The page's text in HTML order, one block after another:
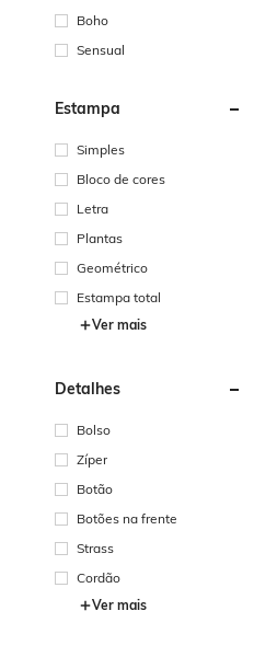
Boho
Sensual
Estampa
Simples
Bloco de cores
Letra
Plantas
Geométrico
Estampa total
Ver mais
Detalhes
Bolso
Zíper
Botão
Botões na frente
Strass
Cordão
Ver mais